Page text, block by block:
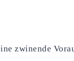
zwinende